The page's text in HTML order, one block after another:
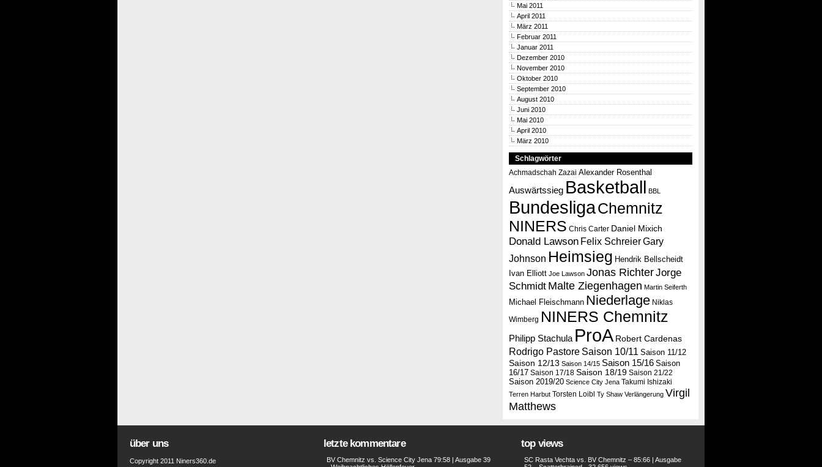
Mai 2011
April 2011
März 2011
Februar 2011
Januar 2011
Dezember 2010
November 2010
Oktober 2010
September 2010
August 2010
Juni 2010
Mai 2010
April 2010
März 2010
Schlagwörter
Achmadschah Zazai Alexander Rosenthal
Auswärtssieg Basketball BBL
BundesligaChemnitz
NINERS Chris Carter Daniel Mixich
Donald Lawson Felix SchreierGary
Johnson Heimsieg Hendrik Bellscheidt
Ivan Elliott Joe Lawson Jonas RichterJorge
Schmidt Malte Ziegenhagen Martin Seiferth
Michael Fleischmann Niederlage Niklas
Wimberg NINERS Chemnitz
Philipp Stachula ProA Robert Cardenas
Rodrigo Pastore Saison 10/11 Saison 11/12
Saison 12/13 Saison 14/15 Saison 15/16 Saison
16/17 Saison 17/18 Saison 18/19 Saison 21/22
Saison 2019/20 Science City Jena Takumi Ishizaki
Terren Harbut Torsten Loibl Ty Shaw Verlängerung Virgil
Matthews
über uns
Copyright 2011 Niners360.de
letzte kommentare
BV Chemnitz vs. Science City Jena 79:58 | Ausgabe 39
top views
SC Rasta Vechta vs. BV Chemnitz – 85:66 | Ausgabe